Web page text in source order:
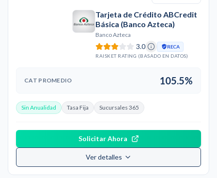
Tarjeta de Crédito ABCredit
Básica (Banco Azteca)
Banco Azteca
3.0
RECA
RAISKET RATING (BASADO EN DATOS)
CAT PROMEDIO 105.5%
Sin Anualidad Tasa Fija Sucursales 365
Solicitar Ahora
Ver detalles